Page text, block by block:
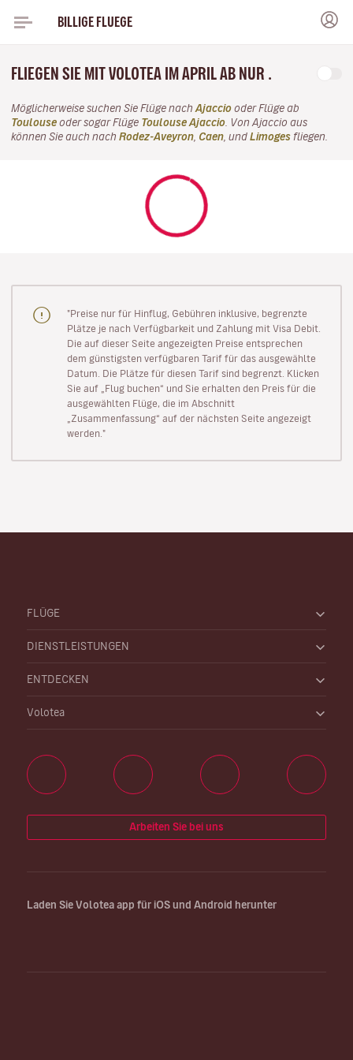
BILLIGE FLUEGE
FLIEGEN SIE MIT VOLOTEA IM APRIL AB NUR .
Möglicherweise suchen Sie Flüge nach Ajaccio oder Flüge ab
Toulouse oder sogar Flüge Toulouse Ajaccio . Von Ajaccio aus
können Sie auch nach Rodez-Aveyron Caen , und Limoges fliegen.
"Preise nur für Hinflug, Gebühren inklusive, begrenzte
Plätze je nach Verfügbarkeit und Zahlung mit Visa Debit.
Die auf dieser Seite angezeigten Preise entsprechen
dem günstigsten verfügbaren Tarif für das ausgewählte
Datum. Die Plätze für diesen Tarif sind begrenzt. Klicken
Sie auf „Flug buchen“ und Sie erhalten den Preis für die
ausgewählten Flüge, die im Abschnitt
„Zusammenfassung“ auf der nächsten Seite angezeigt
werden."
FLÜGE
DIENSTLEISTUNGEN
ENTDECKEN
Volotea
Arbeiten Sie bei uns
Laden Sie Volotea app für iOS und Android herunter